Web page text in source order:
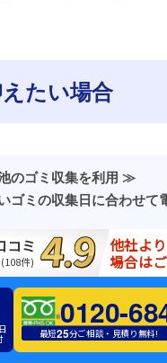
たい場合
のゴミ収集を利用 ≫
ゴミの収集日に合わせて
店での回収を利用 ≫
能な製品であれば費用も
コミ
(108件)
他社よ
場合は
0120-
最短25分ご相談・見積り無料!